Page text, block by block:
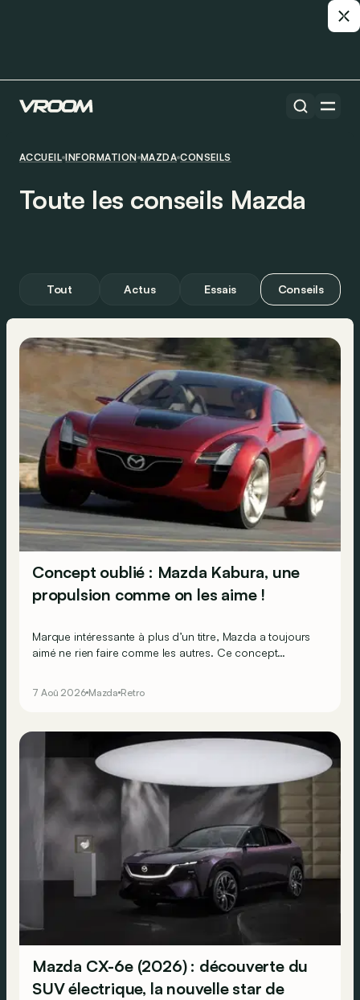
ACCUEIL INFORMATION MAZDA CONSEILS
Toute les conseils Mazda
Tout Actus Essais Conseils
Concept oublié : Mazda Kabura, une
propulsion comme on les aime !
Marque intéressante à plus d’un titre, Mazda a toujours
aimé ne rien faire comme les autres. Ce concept
7 Aoû 2026 Mazda Retro
Mazda CX-6e (2026) : découverte du
SUV électrique, la nouvelle star de